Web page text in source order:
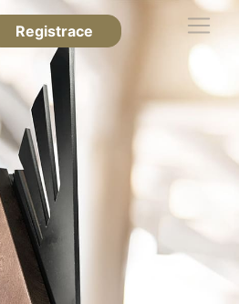
Registrace